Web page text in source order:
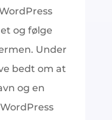
og følge
Under
bedt om at
og en